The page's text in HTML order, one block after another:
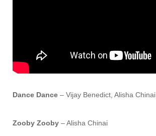
Dance Dance– Vijay Benedict, Alisha Chinai
Zooby Zooby– Alisha Chinai